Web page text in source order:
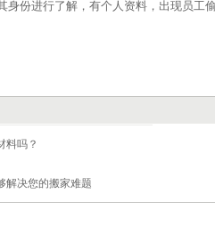
份进行了解，有个人资料，出现员工
料吗？
解决您的搬家难题